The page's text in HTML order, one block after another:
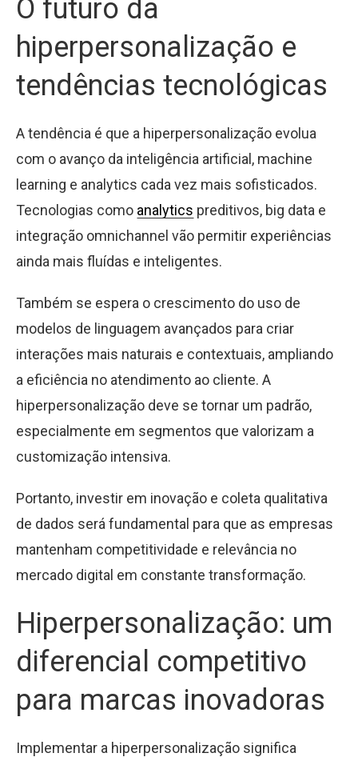
O futuro da
hiperpersonalização e
tendências tecnológicas
A tendência é que a hiperpersonalização evolua
com o avanço da inteligência artificial, machine
learning e analytics cada vez mais sofisticados.
Tecnologias como analytics preditivos, big data e
integração omnichannel vão permitir experiências
ainda mais fluídas e inteligentes.
Também se espera o crescimento do uso de
modelos de linguagem avançados para criar
interações mais naturais e contextuais, ampliando
a eficiência no atendimento ao cliente. A
hiperpersonalização deve se tornar um padrão,
especialmente em segmentos que valorizam a
customização intensiva.
Portanto, investir em inovação e coleta qualitativa
de dados será fundamental para que as empresas
mantenham competitividade e relevância no
mercado digital em constante transformação.
Hiperpersonalização: um
diferencial competitivo
para marcas inovadoras
Implementar a hiperpersonalização significa